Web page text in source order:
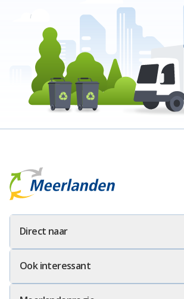
Meerlanden Logo
Direct naar
Ook interessant